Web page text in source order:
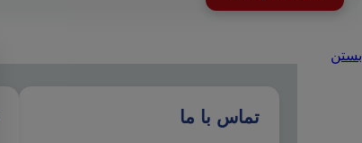
است
ها
بستن
تماس با ما